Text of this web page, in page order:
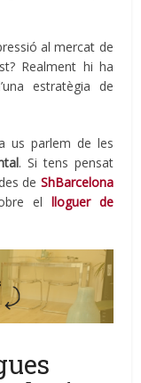
al mercat de
Realment hi ha
estratègia de
us parlem de les
. Si tens pensat
de ShBarcelona
el lloguer de